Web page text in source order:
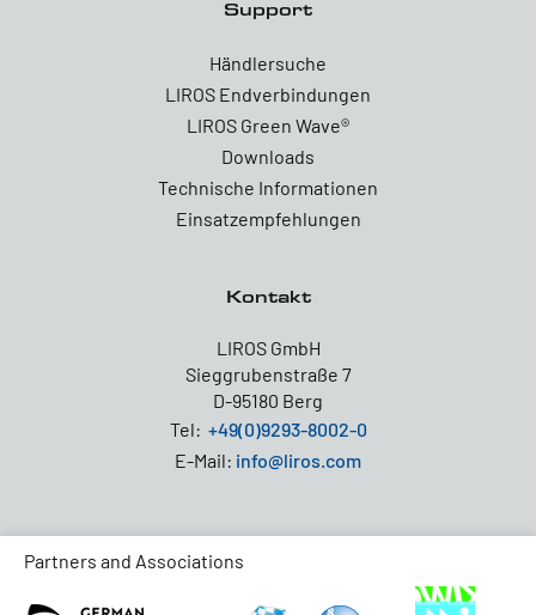
Support
Händlersuche
LIROS Endverbindungen
LIROS Green Wave®
Downloads
Technische Informationen
Einsatzempfehlungen
Kontakt
LIROS GmbH
Sieggrubenstraße 7
D-95180 Berg
Tel: +49(0)9293-8002-0
E-Mail: info@liros.com
Partners and Associations